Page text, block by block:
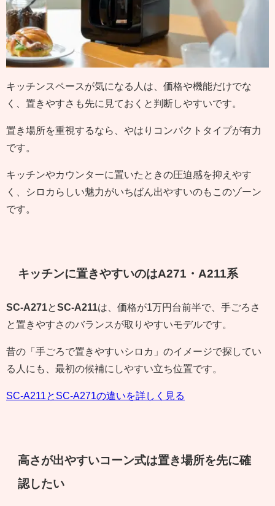
キッチンスペースが気になる人は、価格や機能だけでな
く、置きやすさも先に見ておくと判断しやすいです。
置き場所を重視するなら、やはりコンパクトタイプが有力
です。
キッチンやカウンターに置いたときの圧迫感を抑えやす
く、シロカらしい魅力がいちばん出やすいのもこのゾーン
です。
キッチンに置きやすいのはA271・A211系
SC-A271 とSC-A211 は、価格が1万円台前半で、手ごろさ
と置きやすさのバランスが取りやすいモデルです。
昔の「手ごろで置きやすいシロカ」のイメージで探してい
る人にも、最初の候補にしやすい立ち位置です。
SC-A211とSC-A271の違いを詳しく見る
高さが出やすいコーン式は置き場所を先に確
認したい